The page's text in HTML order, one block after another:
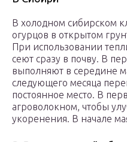
В холодном сибирском
огурцов в открытом
При использовании
сеют сразу в почву. В
выполняют в середине
следующего месяца
постоянное место. В
агроволокном, чтобы
укоренения. В начале